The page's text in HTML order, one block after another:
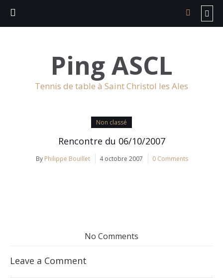
Ping ASCL
Tennis de table à Saint Christol les Ales
Non classé
Rencontre du 06/10/2007
By Philippe Bouillet 4 octobre 2007 0 Comments
No Comments
Leave a Comment